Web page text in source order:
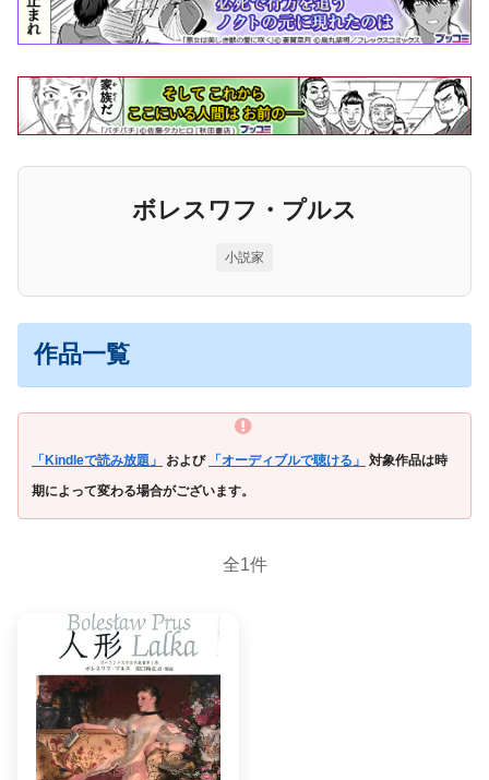
ボレスワフ・プルス
小説家
作品一覧
「Kindleで読み放題」 および 「オーディブルで聴ける」
対象作品は時
期によって変わる場合がございます。
全1件